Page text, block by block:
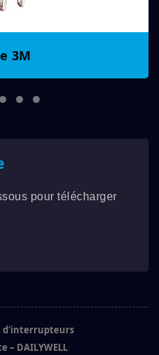
3M
pour télécharger
d'interrupteurs
– DAILYWELL